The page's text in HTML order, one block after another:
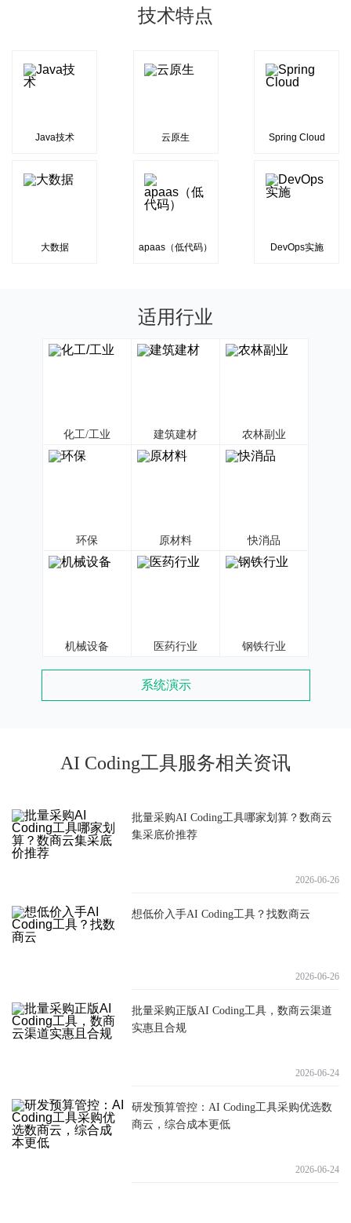
技术特点
Java技术 云原生 Spring Cloud
大数据 apaas（低代码） DevOps实施
适用行业
化工/工业 建筑建材 农林副业
环保 原材料 快消品
机械设备 医药行业 钢铁行业
系统演示
AI Coding工具服务相关资讯
批量采购AI Coding工具哪家划算？数商云
集采底价推荐
2026-06-26
想低价入手AI Coding工具？找数商云
2026-06-26
批量采购正版AI Coding工具，数商云渠道
实惠且合规
2026-06-24
研发预算管控：AI Coding工具采购优选数
商云，综合成本更低
2026-06-24